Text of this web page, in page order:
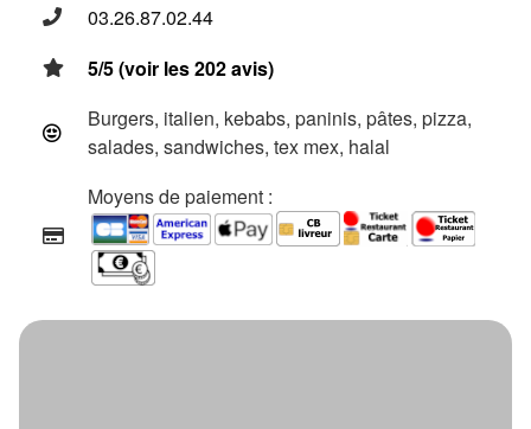
03.26.87.02.44
5/5 (voir les 202 avis)
Burgers, italien, kebabs, paninis, pâtes, pizza,
salades, sandwiches, tex mex, halal
Moyens de paiement :